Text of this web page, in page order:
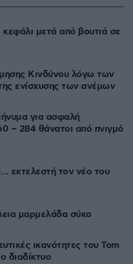
μετά από βουτιά σε
Κινδύνου λόγω των
ενίσχυσης των ανέμων
για ασφαλή
– 284 θάνατοι από πνιγμό
εκτελεστή τον νέο του
μαρμελάδα σύκο
ικανότητες του Tom
διαδίκτυο